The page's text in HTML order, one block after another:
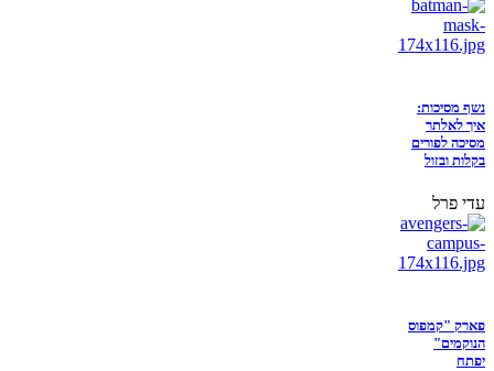
נשף מסיכות:
איך לאלתר
מסיכה לפורים
בקלות ובזול
עדי פרל
פארק "קמפוס
הנוקמים"
יפתח